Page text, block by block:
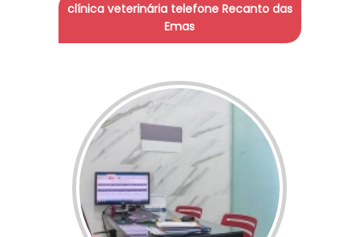
clínica veterinária telefone Recanto das
Emas